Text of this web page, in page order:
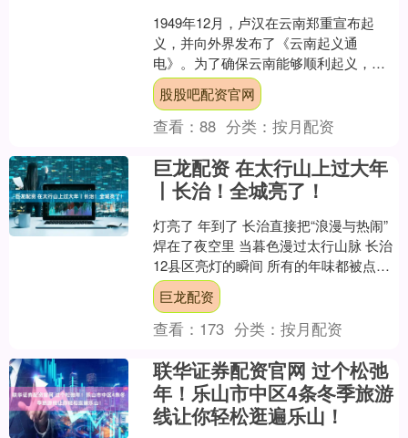
1949年12月，卢汉在云南郑重宣布起
义，并向外界发布了《云南起义通
电》。为了确保云南能够顺利起义，并
在行动中避免国民党反动派的暗中破
坏，卢汉进行了周密的筹划，....
股股吧配资官网
查看：88 分类：按月配资
巨龙配资 在太行山上过大年
丨长治！全城亮了！
灯亮了 年到了 长治直接把“浪漫与热闹”
焊在了夜空里 当暮色漫过太行山脉 长治
12县区亮灯的瞬间 所有的年味都被点亮
啦 没有生硬的仪式感 只有暖乎乎的灯光
接....
巨龙配资
查看： 173 分类：按月配资
联华证券配资官网 过个松弛
年！乐山市中区4条冬季旅游
线让你轻松逛遍乐山！